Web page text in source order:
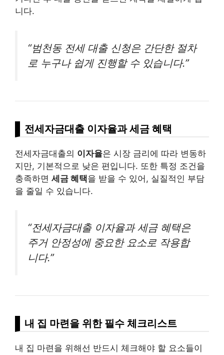
니다.
“범천동 전세 대출 신청은 간단한 절차
로 누구나 쉽게 진행할 수 있습니다.”
전세자금대출 이자율과 세금 혜택
전세자금대출의 이자율은 시장 금리에 따라 변동하
지만, 기본적으로 낮은 편입니다. 또한 특정 조건을
충족하면 세금 혜택을 받을 수 있어, 실질적인 부담
을 줄일 수 있습니다.
“전세자금대출 이자율과 세금 혜택은
주거 안정성에 중요한 요소로 작용합
니다.”
내 집 마련을 위한 필수 체크리스트
내 집 마련을 위해선 반드시 체크해야 할 요소들이